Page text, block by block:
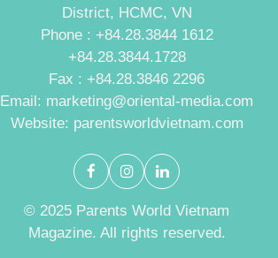
District, HCMC, VN
Phone : +84.28.3844 1612
+84.28.3844.1728
Fax : +84.28.3846 2296
Email: marketing@oriental-media.com
Website: parentsworldvietnam.com
© 2025 Parents World Vietnam
Magazine. All rights reserved.